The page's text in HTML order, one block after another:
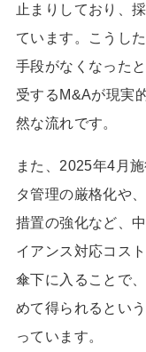
止まりしており、
ています。こうし
手段がなくなった
受するM&Aが現実
然な流れです。
また、2025年4月
タ管理の厳格化や
措置の強化など、
イアンス対応コス
傘下に入ることで
めて得られるとい
っています。